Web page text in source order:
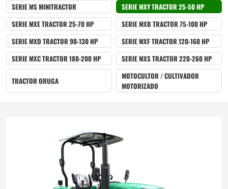
SERIE MS MINITRACTOR
SERIE MXY TRACTOR 25-50 HP
SERIE MXE TRACTOR 25-70 HP
SERIE MXB TRACTOR 75-100 HP
SERIE MXD TRACTOR 90-130 HP
SERIE MXF TRACTOR 120-160 HP
SERIE MXC TRACTOR 180-200 HP
SERIE MXS TRACTOR 220-260 HP
TRACTOR ORUGA
MOTOCULTOR / CULTIVADOR
MOTORIZADO